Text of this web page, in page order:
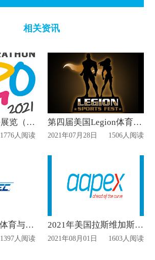
相关资讯
2021东京马拉松展览（Tokyo Marathon EXPO）
1776人阅读
第四届美国Legion体育健身博览
2021年07月28日 1506人阅读
日本西部最大的体育与健康产业展览会(SPORTEC)
1397人阅读
2021年美国拉斯维加斯汽车售后市场产品国际博览会（AAPEX）
2021年08月01日 1603人阅读